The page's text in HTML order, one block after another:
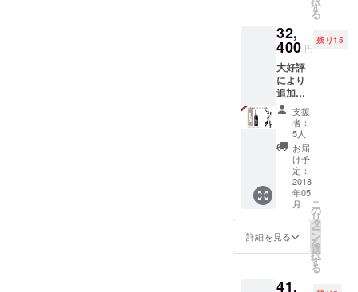
送料込
リジナ
ル桐
箱・紙
袋をお
付けす
る予定
です。
す
る
32,
400 円
残り15
大好評
により
追加数
量を確
保しま
した！
純米大
吟醸
「想定
外」
720ml 1
32,400
円
（税・
送料込
リジナ
支援
者：
5人
お届
け予
定：
2018
年05
月
詳細を見る
こ
の
リ
タ
ー
ン
を
選
択
す
る
41,